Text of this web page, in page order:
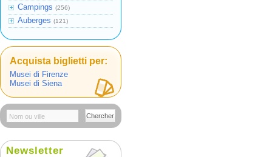
Campings (256)
Auberges (121)
Acquista biglietti per:
Musei di Firenze
Musei di Siena
Chercher
Newsletter